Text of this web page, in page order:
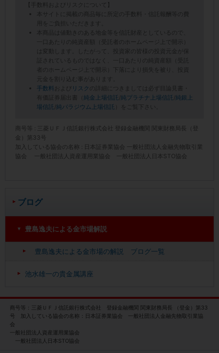
ブログ
豊島逸夫による金市場解説
豊島逸夫による金市場の解説 ブログ一覧
池水雄一の貴金属講座
【手数料およびリスクについて】
本サイトに掲載の商品毎に所定の手数料・信託報酬等の費
用をご負担いただきます。
本商品は値動きのある地金等を信託財産としているので、
一口あたりの純資産額（受託者のホームページ上で開示）
は変動します。したがって、投資家の皆様の投資元金が保
証されているものではなく、一口あたりの純資産額（受託
者のホームページ上で開示）下落により損失を被り、投資
元金を割り込む事があります。
手数料
および リスク
の詳細につきましては必ず目論見書・
有価証券届出書（ 純金上場信託 /純プラチナ上場信託 /純銀上
場信託 /純パラジウム上場信託 ）をご覧下さい。
商号等 : 三菱ＵＦＪ信託銀行株式会社 登録金融機関 関東財務局長（登
金）第33号
加入している協会の名称 : 日本証券業協会 一般社団法人金融先物取引業
協会 一般社団法人資産運用業協会 一般社団法人日本STO協会
商号等：三菱ＵＦＪ信託銀行株式会社 登録金融機関 関東財務局長 （登金）第33
号 加入している協会の名称：日本証券業協会 一般社団法人金融先物取引業協
会
一般社団法人資産運用業協会
一般社団法人日本STO協会